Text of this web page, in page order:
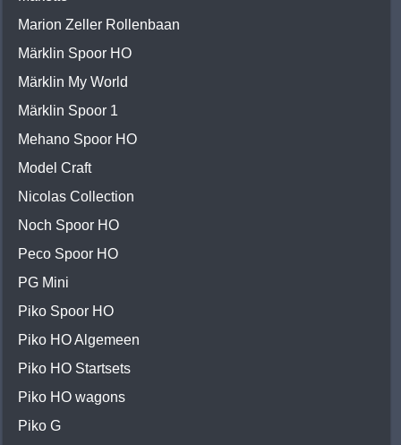
Marion Zeller Rollenbaan
Märklin Spoor HO
Märklin My World
Märklin Spoor 1
Mehano Spoor HO
Model Craft
Nicolas Collection
Noch Spoor HO
Peco Spoor HO
PG Mini
Piko Spoor HO
Piko HO Algemeen
Piko HO Startsets
Piko HO wagons
Piko G